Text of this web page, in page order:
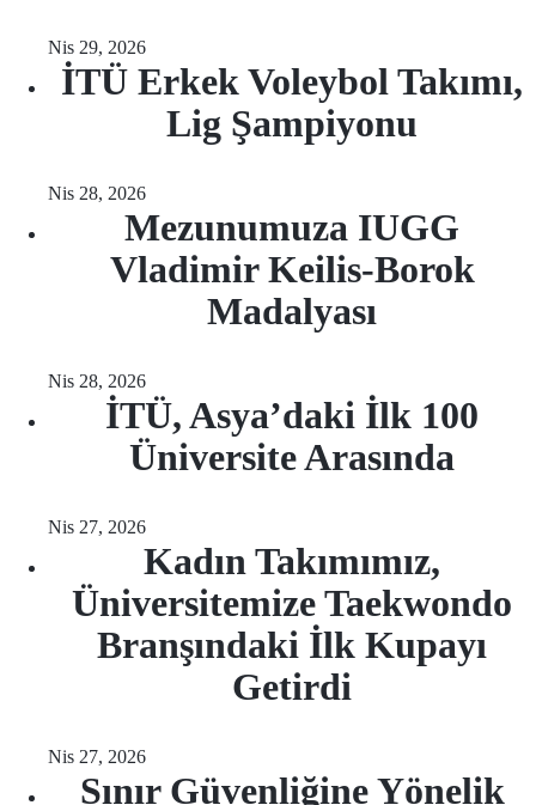
Nis 29, 2026
İTÜ Erkek Voleybol Takımı,
Lig Şampiyonu
Nis 28, 2026
Mezunumuza IUGG
Vladimir Keilis-Borok
Madalyası
Nis 28, 2026
İTÜ, Asya’daki İlk 100
Üniversite Arasında
Nis 27, 2026
Kadın Takımımız,
Üniversitemize Taekwondo
Branşındaki İlk Kupayı
Getirdi
Nis 27, 2026
Sınır Güvenliğine Yönelik